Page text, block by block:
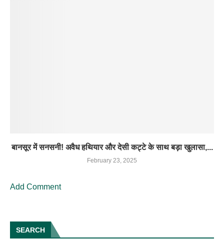
बानसूर में सनसनी! अवैध हथियार और देसी कट्टे के साथ बड़ा खुलासा,...
February 23, 2025
Add Comment
SEARCH